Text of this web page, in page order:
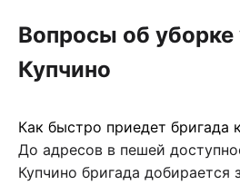
Вопросы об уборке
Купчино
Как быстро приедет бригада
До адресов в пешей
Купчино бригада добирается